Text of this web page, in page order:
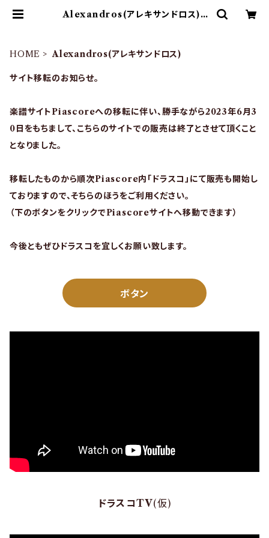
Alexandros(アレキサンドロス) |
HOME Alexandros(アレキサンドロス)
サイト移転のお知らせ。
楽譜サイトPiascoreへの移転に伴い、勝手ながら2023年6月3
0日をもちまして、こちらのサイトでの販売は終了とさせて頂くこと
となりました。
移転したものから順次Piascore内「ドラスコ」にて販売も開始し
ておりますので、そちらのほうをご利用ください。
（下のボタンをクリックでPiascoreサイトへ移動できます）
今後ともぜひドラスコを宜しくお願い致します。
ボタン
ドラスコTV(仮)